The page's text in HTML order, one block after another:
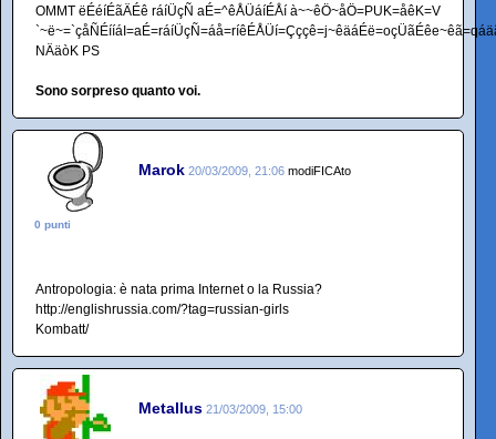
OMMT ëÉéíÉãÄÉê ráíÜçÑ aÉ=^êÅÜáíÉÅí à~~êÖ~åÖ=PUK=åêK=V
NÄäòK PS
Sono sorpreso quanto voi.
Marok 20/03/2009, 21:06 modiFICAto
0 punti
Antropologia: è nata prima Internet o la Russia?
http://englishrussia.com/?tag=russian-girls
Kombatt/
Metallus 21/03/2009, 15:00